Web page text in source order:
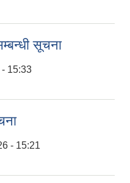
सूचना
15:33
- 15:21